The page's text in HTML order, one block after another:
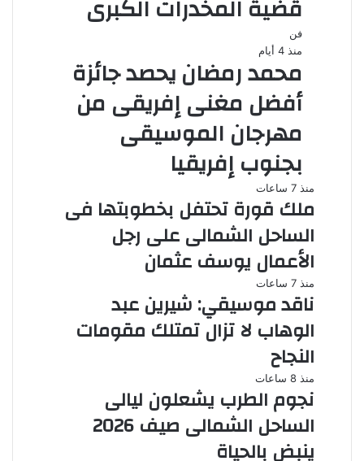
قضية المخدرات الكبرى
فن
منذ 4 أيام
محمد رمضان يحصد جائزة
أفضل مغنى إفريقى من
مهرجان الموسيقى
بجنوب إفريقيا
منذ 7 ساعات
ملك قورة تحتفل بخطوبتها فى
الساحل الشمالى على رجل
الأعمال يوسف عثمان
منذ 7 ساعات
ناقد موسيقي: شيرين عبد
الوهاب لا تزال تمتلك مقومات
النجاح
منذ 8 ساعات
نجوم الطرب يشعلون ليالى
الساحل الشمالى صيف 2026
ينبض بالحياة